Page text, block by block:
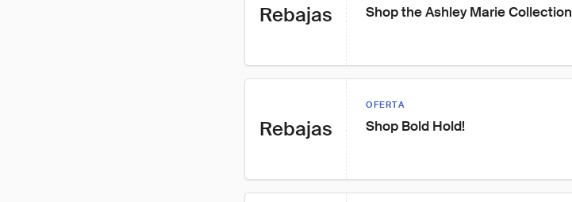
Rebajas Shop the Ashley Marie
Rebajas
OFERTA
Shop Bold Hold!